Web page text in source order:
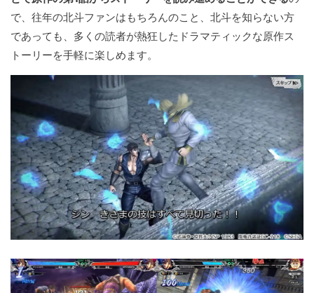
で、往年の北斗ファンはもちろんのこと、北斗を知らない方
であっても、多くの読者が熱狂したドラマティックな原作ス
トーリーを手軽に楽しめます。